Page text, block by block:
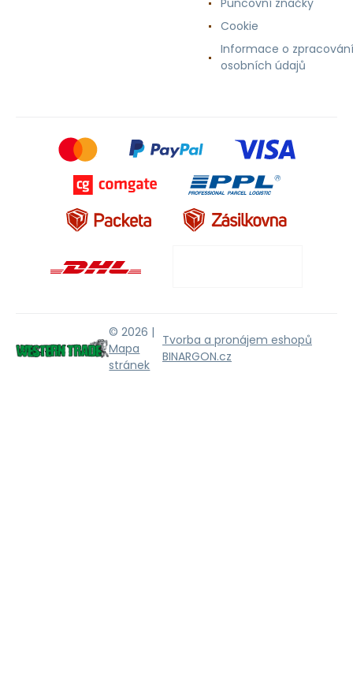
Puncovní značky
Cookie
Informace o zpracování
osobních údajů
© 2026 |
Mapa
stránek
Tvorba a pronájem eshopů
BINARGON.cz